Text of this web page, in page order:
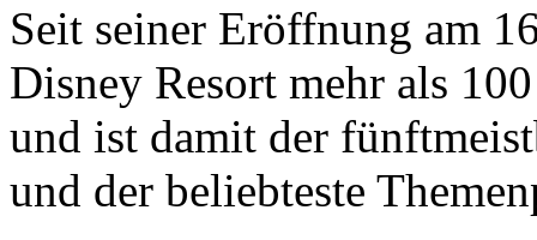
Seit seiner Eröffnung am
Disney Resort mehr als
und ist damit der
und der beliebteste